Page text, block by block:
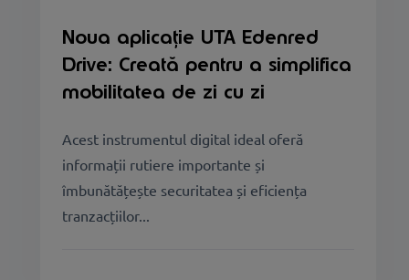
Noua aplicație UTA Edenred
Drive: Creată pentru a simplifica
mobilitatea de zi cu zi
Acest instrumentul digital ideal oferă
informații rutiere importante și
îmbunătățește securitatea și eficiența
tranzacțiilor...